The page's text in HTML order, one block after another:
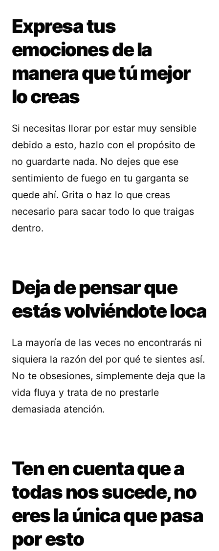
Expresa tus
emociones de la
manera que tú mejor
lo creas
Si necesitas llorar por estar muy sensible
debido a esto, hazlo con el propósito de
no guardarte nada. No dejes que ese
sentimiento de fuego en tu garganta se
quede ahí. Grita o haz lo que creas
necesario para sacar todo lo que traigas
dentro.
Deja de pensar que
estás volviéndote loca
La mayoría de las veces no encontrarás ni
siquiera la razón del por qué te sientes así.
No te obsesiones, simplemente deja que la
vida fluya y trata de no prestarle
demasiada atención.
Ten en cuenta que a
todas nos sucede, no
eres la única que pasa
por esto